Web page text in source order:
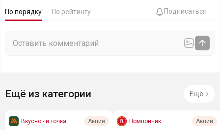
По порядку По рейтингу Подписаться
Ещё из категории Ещё
Вкусно - и точка Акции Помпончик Акции